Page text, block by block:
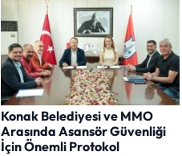
Konak Belediyesi ve MMO
Arasında Asansör Güvenliği
İçin Önemli Protokol